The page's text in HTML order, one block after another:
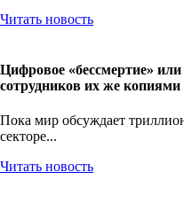
Читать новость
Цифровое «бессмертие»
сотрудников их же копиями
Пока мир обсуждает
секторе...
Читать новость